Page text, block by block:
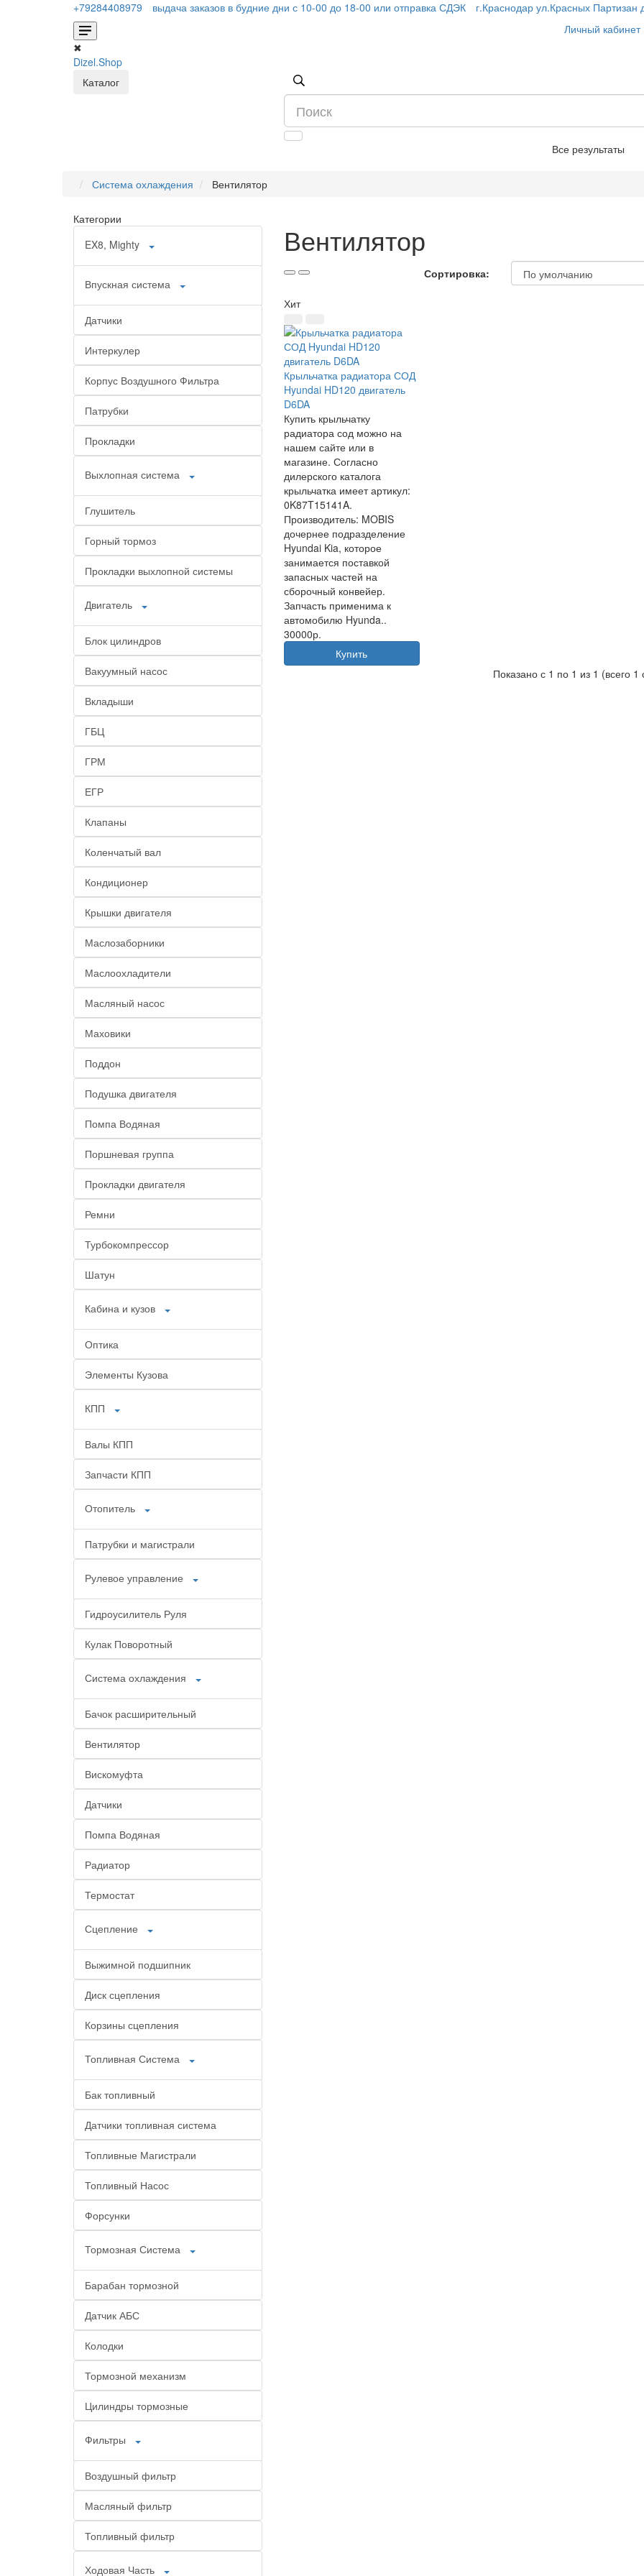
+79284408979 выдача заказов в будние дни с 10-00 до 18-00 или отправка СДЭК г.Краснодар ул.Красных Партизан
✖
Dizel.Shop
Личный кабинет
Каталог
Все результаты
Система охлаждения Вентилятор
Категории
EX8, Mighty
Впускная система
Датчики
Интеркулер
Корпус Воздушного Фильтра
Патрубки
Прокладки
Выхлопная система
Глушитель
Горный тормоз
Прокладки выхлопной системы
Двигатель
Блок цилиндров
Вакуумный насос
Вкладыши
ГБЦ
ГРМ
ЕГР
Клапаны
Коленчатый вал
Кондиционер
Крышки двигателя
Маслозаборники
Маслоохладители
Масляный насос
Маховики
Поддон
Подушка двигателя
Помпа Водяная
Поршневая группа
Прокладки двигателя
Ремни
Турбокомпрессор
Шатун
Кабина и кузов
Оптика
Элементы Кузова
КПП
Валы КПП
Запчасти КПП
Отопитель
Патрубки и магистрали
Рулевое управление
Гидроусилитель Руля
Кулак Поворотный
Система охлаждения
Бачок расширительный
Вентилятор
Вискомуфта
Датчики
Помпа Водяная
Радиатор
Термостат
Сцепление
Выжимной подшипник
Диск сцепления
Корзины сцепления
Топливная Система
Бак топливный
Датчики топливная система
Топливные Магистрали
Топливный Насос
Форсунки
Тормозная Система
Барабан тормозной
Датчик АБС
Колодки
Тормозной механизм
Цилиндры тормозные
Фильтры
Воздушный фильтр
Масляный фильтр
Топливный фильтр
Ходовая Часть
Вентилятор
Сортировка:
Хит
Крыльчатка радиатора СОД
Hyundai HD120 двигатель
D6DA
Купить крыльчатку
радиатора сод можно на
нашем сайте или в
магазине. Согласно
дилерского каталога
крыльчатка имеет артикул:
0K87T15141A.
Производитель: MOBIS
дочернее подразделение
Hyundai Kia, которое
занимается поставкой
запасных частей на
сборочный конвейер.
Запчасть применима к
автомобилю Hyunda..
30000р.
Купить
Показано с 1 по 1 из 1 (всего 1